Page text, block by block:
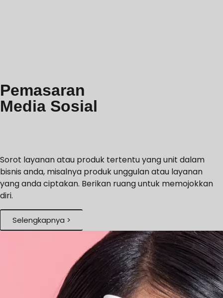
Pemasaran
Media Sosial
Sorot layanan atau produk tertentu yang unit dalam
bisnis anda, misalnya produk unggulan atau layanan
yang anda ciptakan. Berikan ruang untuk memojokkan
diri.
Selengkapnya >